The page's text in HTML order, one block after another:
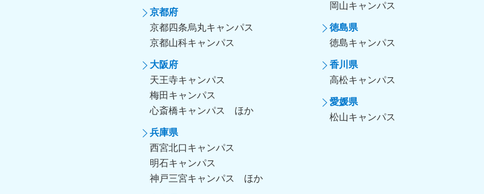
京都府
京都四条烏丸キャンパス
京都山科キャンパス
大阪府
天王寺キャンパス
梅田キャンパス
心斎橋キャンパス
兵庫県
西宮北口キャンパス
明石キャンパス
神戸三宮キャンパス
岡山キャンパス
徳島県
徳島キャンパス
香川県
高松キャンパス
愛媛県
松山キャンパス